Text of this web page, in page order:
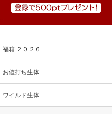
福箱 ２０２６
お値打ち生体
ワイルド生体